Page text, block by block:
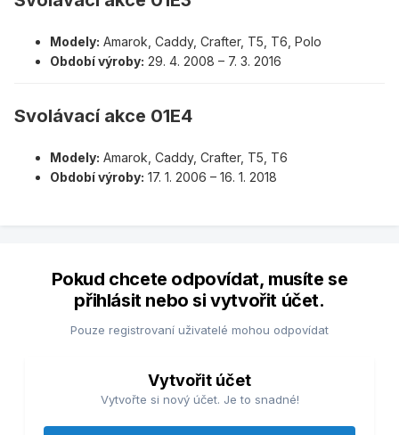
Modely: Amarok, Caddy, Crafter, T5, T6, Polo
Období výroby: 29. 4. 2008 – 7. 3. 2016
Svolávací akce 01E4
Modely: Amarok, Caddy, Crafter, T5, T6
Období výroby: 17. 1. 2006 – 16. 1. 2018
Pokud chcete odpovídat, musíte se
přihlásit nebo si vytvořit účet.
Pouze registrovaní uživatelé mohou odpovídat
Vytvořit účet
Vytvořte si nový účet. Je to snadné!